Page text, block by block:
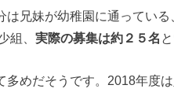
は兄妹が幼稚園に通ってい
組、 実際の募集は約２５名
多めだそうです。2018年度